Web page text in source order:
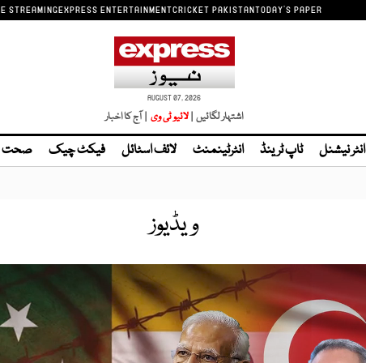
STREAMINGEXPRESS ENTERTAINMENTCRICKET PAKISTANTODAY'S PAPER
AUGUST 07, 2026
اشتہار لگائیں |لائیو ٹی وی | آج کا اخبار
انٹر نیشنل ٹاپ ٹرینڈ انٹرٹینمنٹ لائف اسٹائل فیکٹ چیک صحت
ویڈیوز